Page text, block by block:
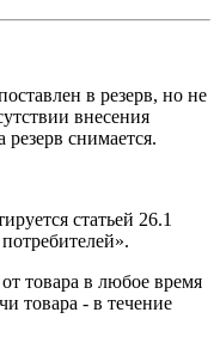
в резерв, но не
внесения
снимается.
статьей 26.1
товара в любое время
товара - в течение